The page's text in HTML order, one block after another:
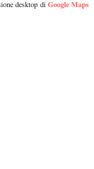
desktop di Google Maps